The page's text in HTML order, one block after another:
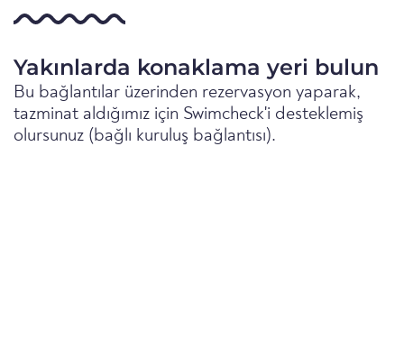
Yakınlarda konaklama yeri bulun
Bu bağlantılar üzerinden rezervasyon yaparak,
tazminat aldığımız için Swimcheck'i desteklemiş
olursunuz (bağlı kuruluş bağlantısı).